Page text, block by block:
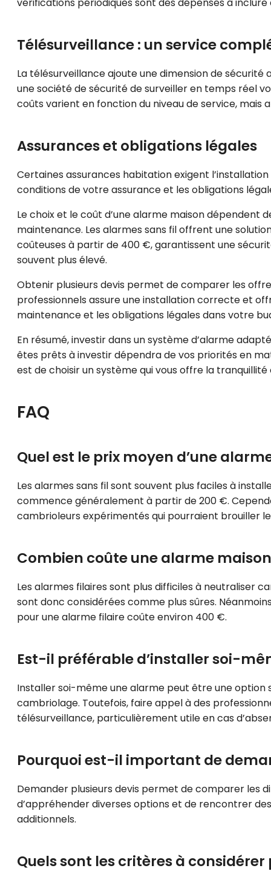
Télésurveillance : un service
La télésurveillance ajoute une dimension de
une société de sécurité de surveiller en temps réel
coûts varient en fonction du niveau de service,
Assurances et obligations légales
Certaines assurances habitation exigent
conditions de votre assurance et les obligations
Le choix et le coût d’une alarme maison dépendent
maintenance. Les alarmes sans fil offrent une
coûteuses à partir de 400 €, garantissent une
souvent plus élevé.
Obtenir plusieurs devis permet de comparer les
professionnels assure une installation correcte et
maintenance et les obligations légales dans votre
En résumé, investir dans un système d’alarme
êtes prêts à investir dépendra de vos priorités en
est de choisir un système qui vous offre la
FAQ
Quel est le prix moyen d’une
Les alarmes sans fil sont souvent plus faciles à
commence généralement à partir de 200 €.
cambrioleurs expérimentés qui pourraient brouiller
Combien coûte une alarme
Les alarmes filaires sont plus difficiles à neutraliser
sont donc considérées comme plus sûres.
pour une alarme filaire coûte environ 400 €.
Est-il préférable d’installer soi-
Installer soi-même une alarme peut être une option
cambriolage. Toutefois, faire appel à des
télésurveillance, particulièrement utile en cas
Pourquoi est-il important de
Demander plusieurs devis permet de comparer les
d’appréhender diverses options et de rencontrer
additionnels.
Quels sont les critères à